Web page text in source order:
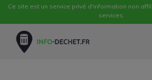
Ce site est un service privé d'information non
services.